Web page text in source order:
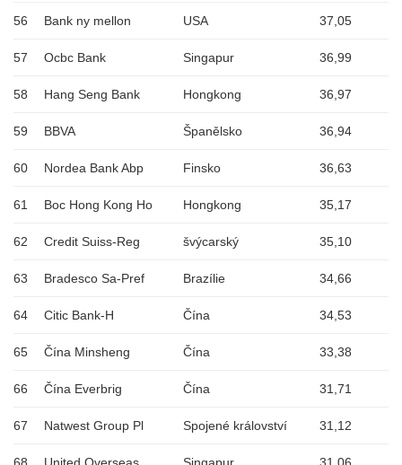
56 Bank ny mellon USA 37,05
57 Ocbc Bank Singapur 36,99
58 Hang Seng Bank Hongkong 36,97
59 BBVA Španělsko 36,94
60 Nordea Bank Abp Finsko 36,63
61 Boc Hong Kong Ho Hongkong 35,17
62 Credit Suiss-Reg švýcarský 35,10
63 Bradesco Sa-Pref Brazílie 34,66
64 Citic Bank-H Čína 34,53
65 Čína Minsheng Čína 33,38
66 Čína Everbrig Čína 31,71
67 Natwest Group Pl Spojené království 31,12